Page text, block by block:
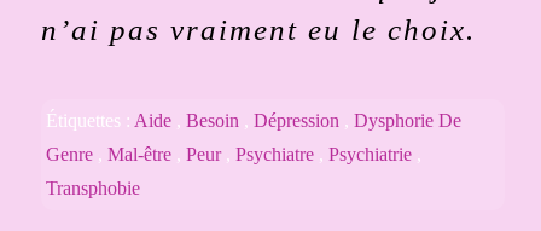
n’ai pas vraiment eu le choix.
Étiquettes : Aide ,Besoin ,Dépression ,Dysphorie De
Genre ,Mal-être ,Peur ,Psychiatre ,Psychiatrie ,
Transphobie